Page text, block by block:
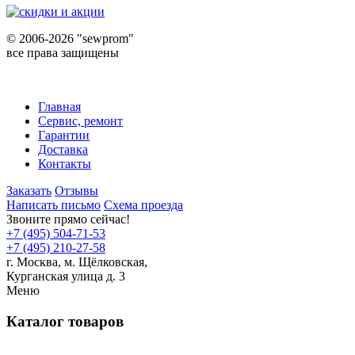
© 2006-2026 "sewprom"
все права защищены
Главная
Сервис, ремонт
Гарантии
Доставка
Контакты
Заказать Отзывы
Написать письмо Схема проезда
Звоните прямо сейчас!
+7 (495) 504-71-53
+7 (495) 210-27-58
г. Москва, м. Щёлковская,
Курганская улица д. 3
Меню
Каталог товаров